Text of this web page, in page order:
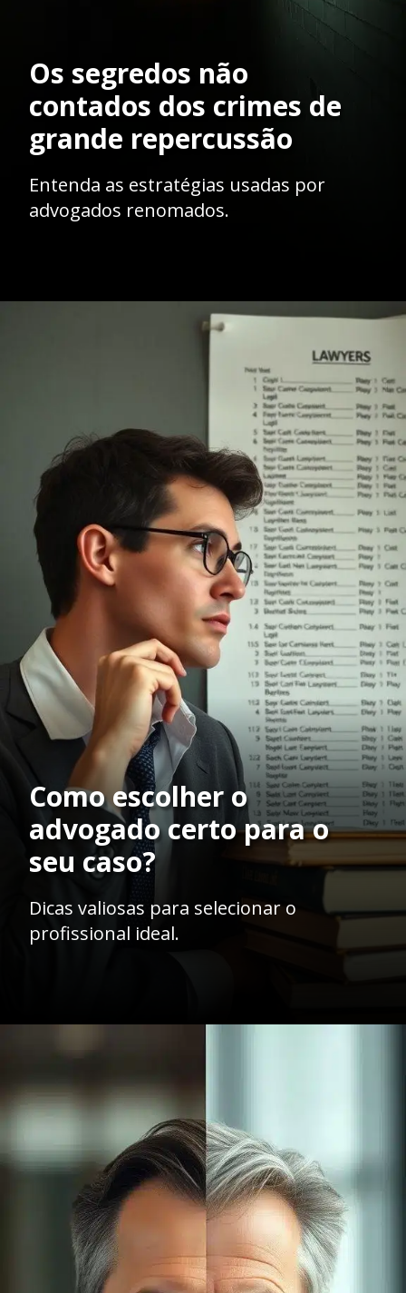
Os segredos não
contados dos crimes de
grande repercussão
Entenda as estratégias usadas por
advogados renomados.
https://ademilsoncs.adv.br/
Como escolher o
advogado certo para o
seu caso?
Dicas valiosas para selecionar o
profissional ideal.
Opening